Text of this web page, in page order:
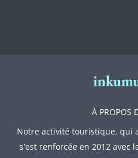
À PROPOS
Notre activité touristique, qui
s'est renforcée en 2012 avec